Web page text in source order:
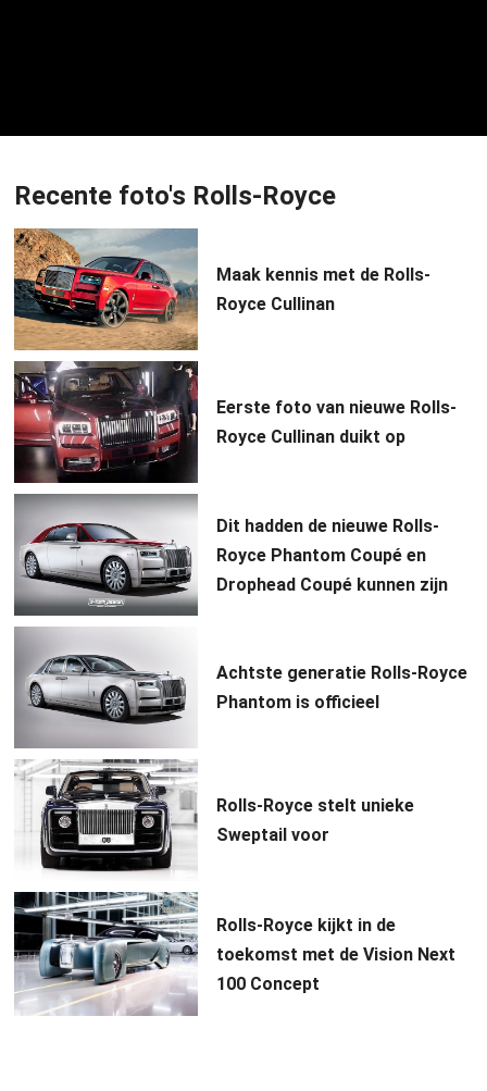
Recente foto's Rolls-Royce
Maak kennis met de Rolls-
Royce Cullinan
Eerste foto van nieuwe Rolls-
Royce Cullinan duikt op
Dit hadden de nieuwe Rolls-
Royce Phantom Coupé en
Drophead Coupé kunnen zijn
Achtste generatie Rolls-Royce
Phantom is officieel
Rolls-Royce stelt unieke
Sweptail voor
Rolls-Royce kijkt in de
toekomst met de Vision Next
100 Concept